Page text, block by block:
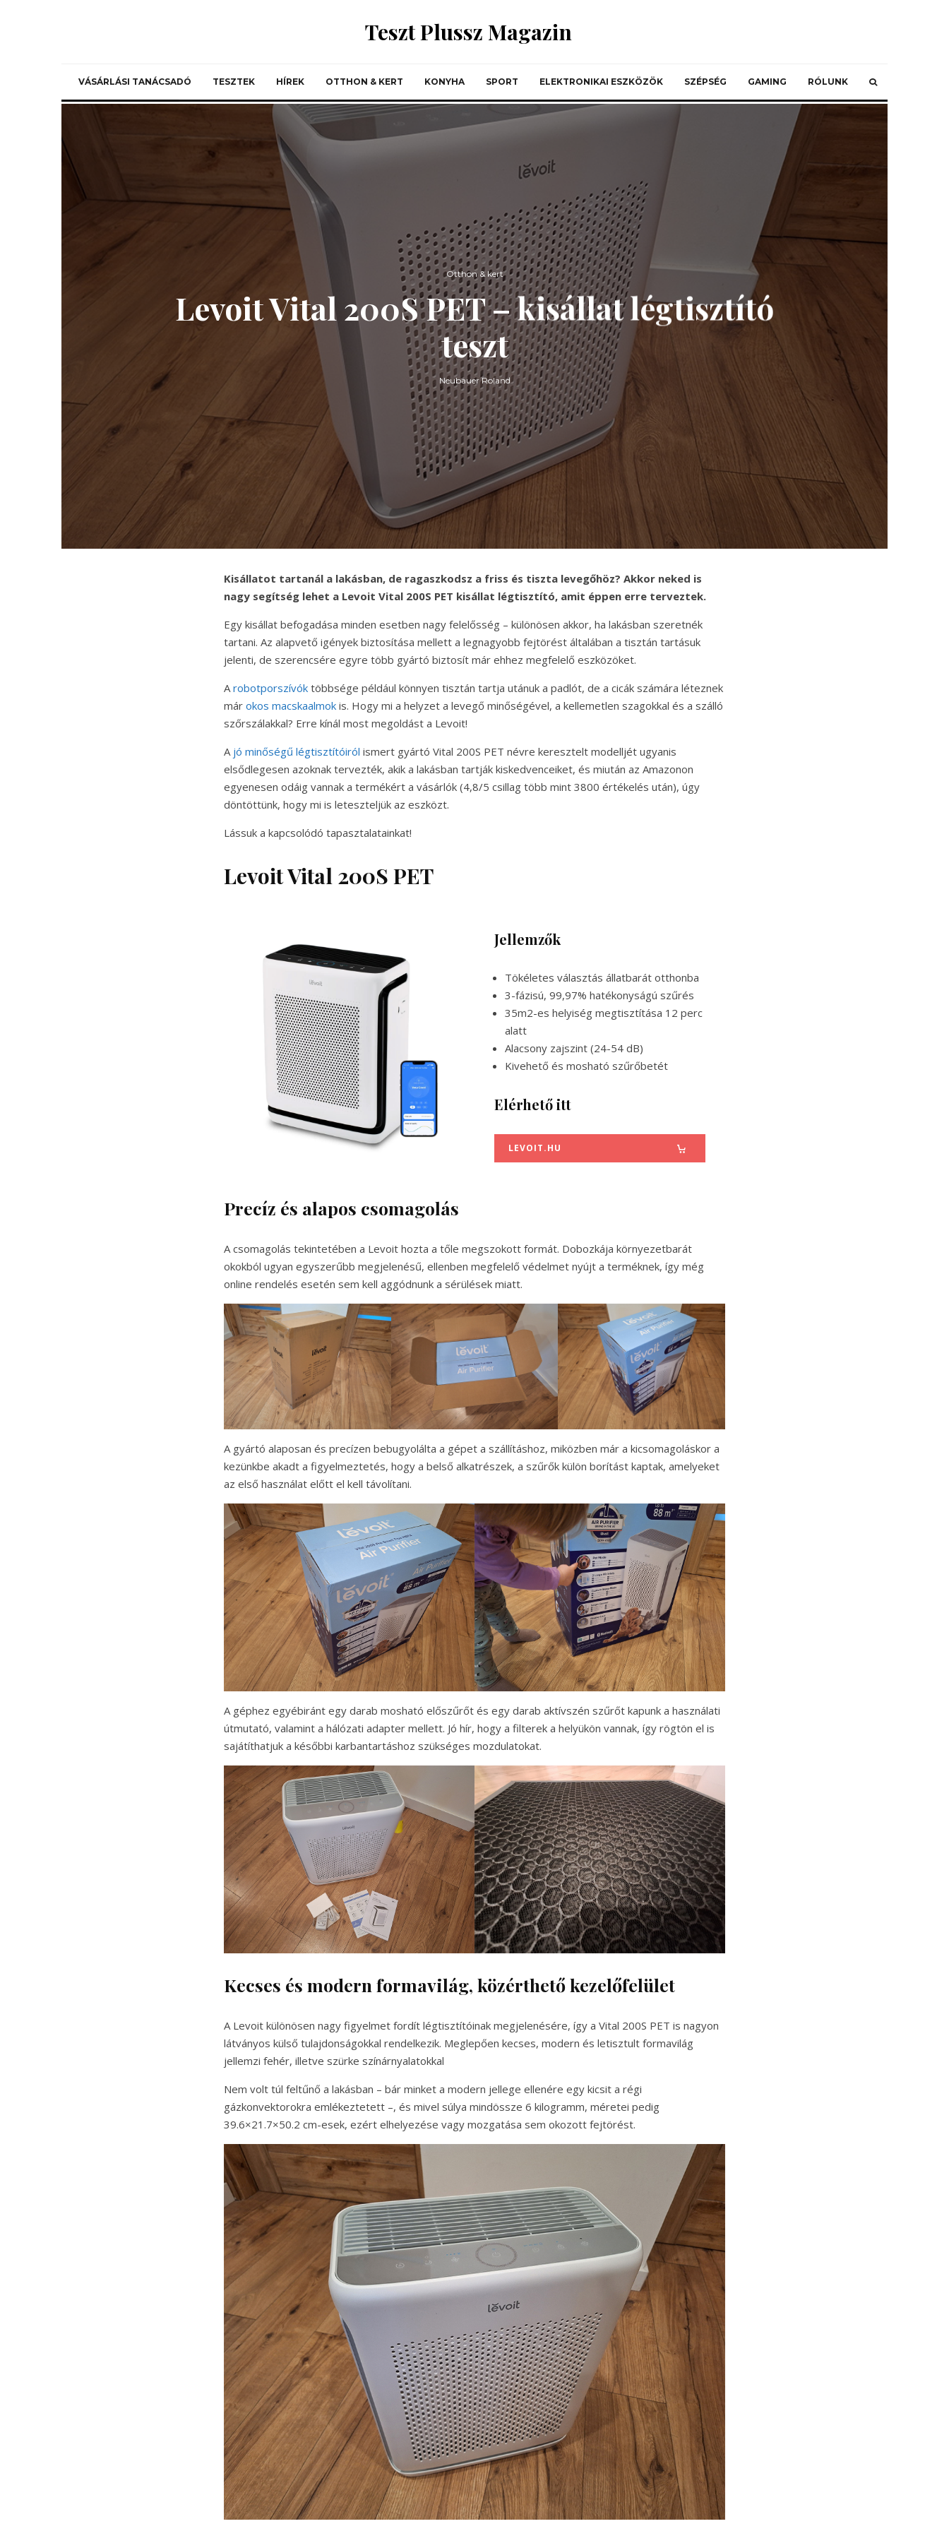
Teszt Plussz Magazin
VÁSÁRLÁSI TANÁCSADÓ TESZTEK HÍREK OTTHON & KERT KONYHA SPORT ELEKTRONIKAI ESZKÖZÖK SZÉPSÉG GAMING RÓLUNK
Otthon & kert
Levoit Vital 200S PET – kisállat légtisztító
teszt
Neubauer Roland
Kisállatot tartanál a lakásban, de ragaszkodsz a friss és tiszta levegőhöz? Akkor neked is
nagy segítség lehet a Levoit Vital 200S PET kisállat légtisztító, amit éppen erre terveztek.
Egy kisállat befogadása minden esetben nagy felelősség – különösen akkor, ha lakásban szeretnék
tartani. Az alapvető igények biztosítása mellett a legnagyobb fejtörést általában a tisztán tartásuk
jelenti, de szerencsére egyre több gyártó biztosít már ehhez megfelelő eszközöket.
Arobotporszívók többsége például könnyen tisztán tartja utánuk a padlót, de a cicák számára léteznek
már okos macskaalmok is. Hogy mi a helyzet a levegő minőségével, a kellemetlen szagokkal és a szálló
szőrszálakkal? Erre kínál most megoldást a Levoit!
A jó minőségű légtisztítóiról ismert gyártó Vital 200S PET névre keresztelt modelljét ugyanis
elsődlegesen azoknak tervezték, akik a lakásban tartják kiskedvenceiket, és miután az Amazonon
egyenesen odáig vannak a termékért a vásárlók (4,8/5 csillag több mint 3800 értékelés után), úgy
döntöttünk, hogy mi is leteszteljük az eszközt.
Lássuk a kapcsolódó tapasztalatainkat!
Levoit Vital 200S PET
Jellemzők
Tökéletes választás állatbarát otthonba
3-fázisú, 99,97% hatékonyságú szűrés
35m2-es helyiség megtisztítása 12 perc
alatt
Alacsony zajszint (24-54 dB)
Kivehető és mosható szűrőbetét
Elérhető itt
LEVOIT.HU
Precíz és alapos csomagolás
A csomagolás tekintetében a Levoit hozta a tőle megszokott formát. Dobozkája környezetbarát
okokból ugyan egyszerűbb megjelenésű, ellenben megfelelő védelmet nyújt a terméknek, így még
online rendelés esetén sem kell aggódnunk a sérülések miatt.
A gyártó alaposan és precízen bebugyolálta a gépet a szállításhoz, miközben már a kicsomagoláskor a
kezünkbe akadt a figyelmeztetés, hogy a belső alkatrészek, a szűrők külön borítást kaptak, amelyeket
az első használat előtt el kell távolítani.
A géphez egyébiránt egy darab mosható előszűrőt és egy darab aktívszén szűrőt kapunk a használati
útmutató, valamint a hálózati adapter mellett. Jó hír, hogy a filterek a helyükön vannak, így rögtön el is
sajátíthatjuk a későbbi karbantartáshoz szükséges mozdulatokat.
Kecses és modern formavilág, közérthető kezelőfelület
A Levoit különösen nagy figyelmet fordít légtisztítóinak megjelenésére, így a Vital 200S PET is nagyon
látványos külső tulajdonságokkal rendelkezik. Meglepően kecses, modern és letisztult formavilág
jellemzi fehér, illetve szürke színárnyalatokkal
Nem volt túl feltűnő a lakásban – bár minket a modern jellege ellenére egy kicsit a régi
gázkonvektorokra emlékeztetett –, és mivel súlya mindössze 6 kilogramm, méretei pedig
39.6×21.7×50.2 cm-esek, ezért elhelyezése vagy mozgatása sem okozott fejtörést.